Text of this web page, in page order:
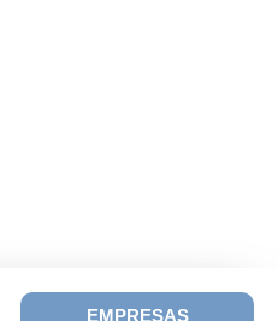
EMPRESAS